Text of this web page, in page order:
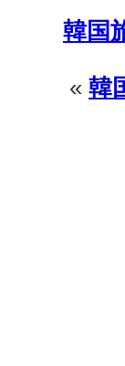
韓国
« 韓